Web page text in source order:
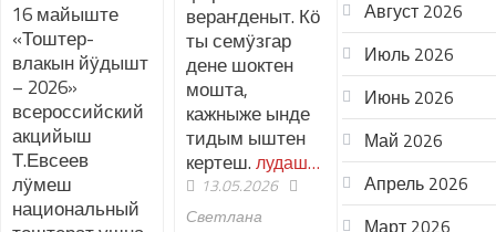
16 майыште
«Тоштер-
влакын йӱдышт
– 2026»
всероссийский
акцийыш
Т.Евсеев
лӱмеш
национальный
вераҥденыт. Кӧ
ты семӱзгар
дене шоктен
мошта,
кажныже ынде
тидым ыштен
кертеш. лудаш…
13.05.2026
Светлана
Август 2026
Июль 2026
Июнь 2026
Май 2026
Апрель 2026
Март 2026